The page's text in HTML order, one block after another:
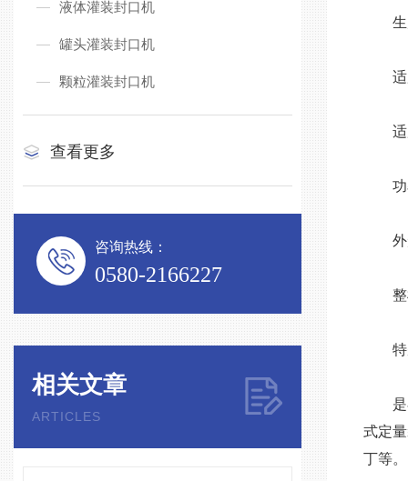
液体灌装封口机
罐头灌装封口机
颗粒灌装封口机
查看更多
咨询热线：
0580-2166227
相关文章
ARTICLES
生产
适用
适用
功
外形
整
特别
是在
式定
丁等。